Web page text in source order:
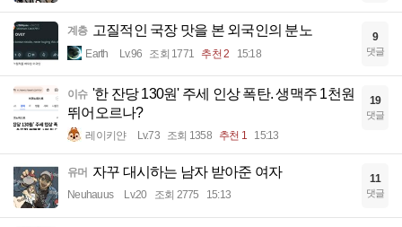
계층 고질적인 국장 맛을 본 외국인의 분노
Earth Lv.96 조회 1771 추천 2 15:18
9
댓글
이슈 '한 잔당 130원' 주세 인상 폭탄. 생맥주 1천원
뛰어오르나?
레이키얀 Lv.73 조회 1358 추천 1 15:13
19
댓글
유머 자꾸 대시하는 남자 받아준 여자
Neuhauus Lv.20 조회 2775 15:13
11
댓글